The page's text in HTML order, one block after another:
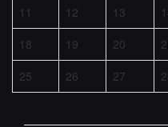
11
12 13
18
19 20
25
26 27